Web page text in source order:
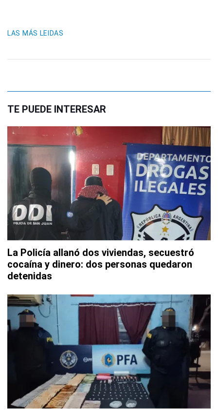
LAS MÁS LEIDAS
TE PUEDE INTERESAR
La Policía allanó dos viviendas, secuestró
cocaína y dinero: dos personas quedaron
detenidas